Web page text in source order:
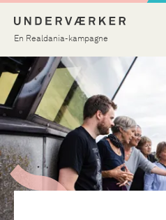
En Realdania-kampagne